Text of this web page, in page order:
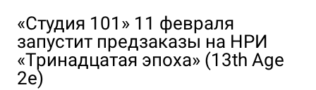
«Студия 101» 11 февраля
запустит предзаказы на НРИ
«Тринадцатая эпоха» (13th Age
2e)